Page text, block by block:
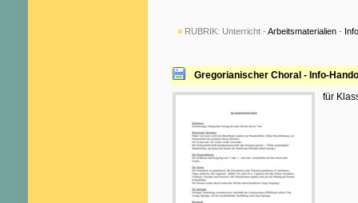
RUBRIK: Unterricht - Arbeitsmaterialien -
Gregorianischer Choral - Info-
für